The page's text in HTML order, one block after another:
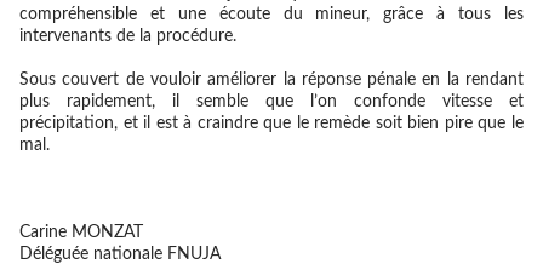
compréhensible et une écoute du mineur, grâce à tous les
intervenants de la procédure.
Sous couvert de vouloir améliorer la réponse pénale en la rendant
plus rapidement, il semble que l’on confonde vitesse et
précipitation, et il est à craindre que le remède soit bien pire que le
mal.
Carine MONZAT
Déléguée nationale FNUJA